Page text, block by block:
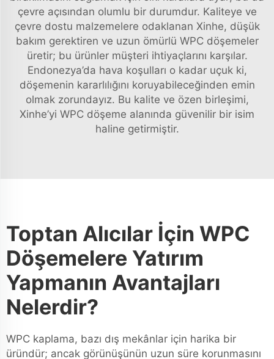
çevre açısından olumlu bir durumdur. Kaliteye ve
çevre dostu malzemelere odaklanan Xinhe, düşük
bakım gerektiren ve uzun ömürlü WPC döşemeler
üretir; bu ürünler müşteri ihtiyaçlarını karşılar.
Endonezya’da hava koşulları o kadar uçuk ki,
döşemenin kararlılığını koruyabileceğinden emin
olmak zorundayız. Bu kalite ve özen birleşimi,
Xinhe’yi WPC döşeme alanında güvenilir bir isim
haline getirmiştir.
Toptan Alıcılar İçin WPC
Döşemelere Yatırım
Yapmanın Avantajları
Nelerdir?
WPC kaplama, bazı dış mekânlar için harika bir
üründür; ancak görünüşünün uzun süre korunmasını